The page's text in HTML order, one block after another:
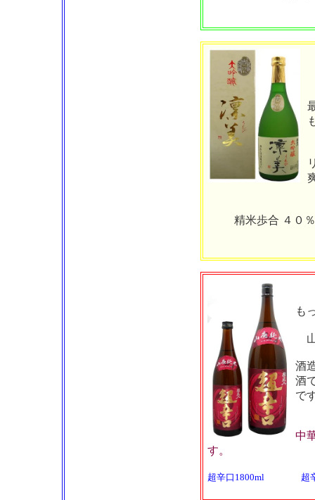
精米歩合 ４０
も
酒
酒
で
中
す。
超辛口1800ml 超